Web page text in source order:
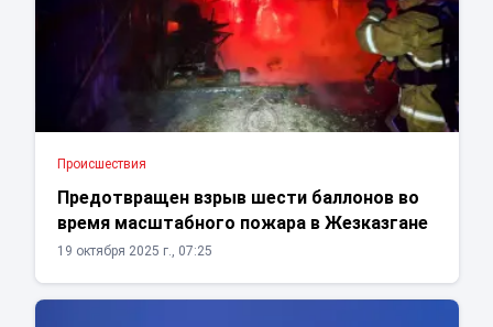
Проиcшествия
Предотвращен взрыв шести баллонов во
время масштабного пожара в Жезказгане
19 октября 2025 г., 07:25